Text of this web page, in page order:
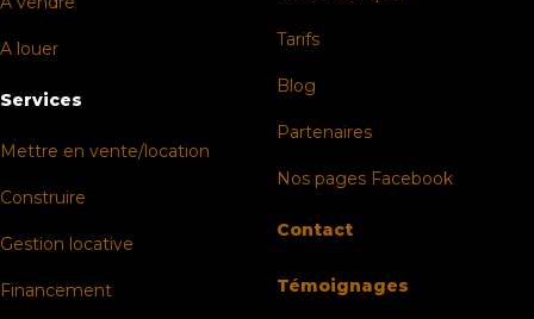
A louer
Services
Mettre en vente/location
Construire
Gestion locative
Financement
Tarifs
Blog
Partenaires
Nos pages Facebook
Contact
Témoignages